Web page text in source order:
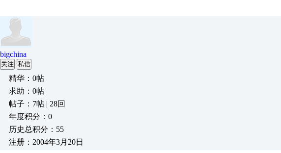
bigchina
关注 私信
精华：0帖
求助：0帖
帖子：7帖 | 28回
年度积分：0
历史总积分：55
注册：2004年3月20日